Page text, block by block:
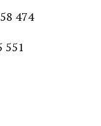
474
551